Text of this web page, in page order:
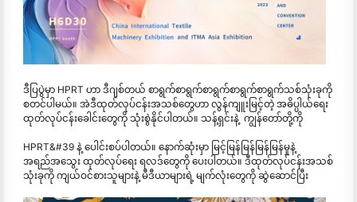
ဒီပြပွဲမှာ HPRT ဟာ ဒီဂျစ်တယ် စာရွက်စာရွက်စာရွက်စာရွက်စာရွက်သစ်သုံးခုကို
စတင်ပါမယ်။ အဲဒီထုတ်လုပ်ငန်းအသစ်တွေဟာ လွန်ကျူးမြင့်တဲ့ အဓိပ္ပါယ်ရေး
ထုတ်လုပ်ငန်းခေါင်းတွေကို သုံးစွဲနိုင်ပါတယ်။ သန့်ရှင်းနဲ့ ကျွန်တော်တို့ကို
HPRT&#39 နဲ့ ပေါင်းစပ်ပါတယ်။ နောက်ဆုံးမှာ မြင့်မြန်မြန်မြန်မြန်မှုနဲ့
အရည်အသွေး ထုတ်လုပ်ရေး ရလဒ်တွေကို ပေးပါတယ်။ ဒီထုတ်လုပ်ငန်းအသစ်
သုံးခုကို ကျယ်ဝင်စားသူများနဲ့ မီဒီယာများရဲ့ မျက်လုံးတွေကို ဆွဲဆောင်ပြီး